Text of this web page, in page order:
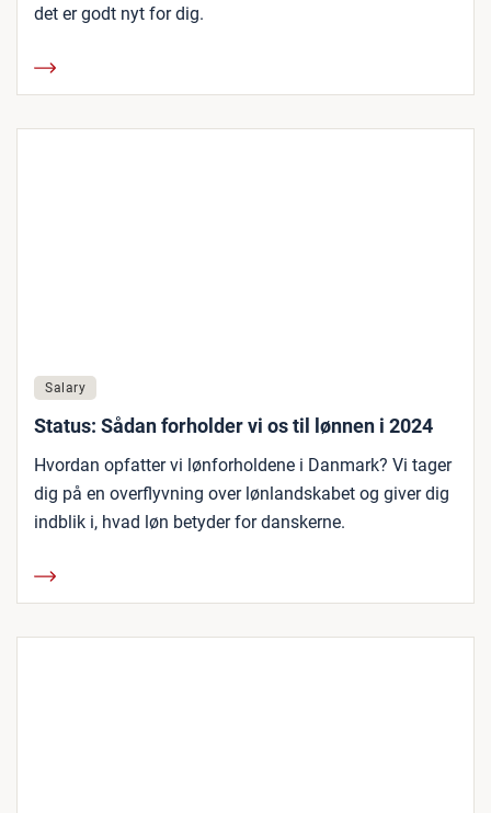
det er godt nyt for dig.
Salary
Status: Sådan forholder vi os til lønnen i 2024
Hvordan opfatter vi lønforholdene i Danmark? Vi tager
dig på en overflyvning over lønlandskabet og giver dig
indblik i, hvad løn betyder for danskerne.